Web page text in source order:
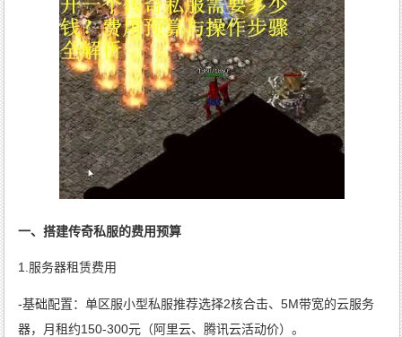
一、搭建传奇私服的费用预算
1.服务器租赁费用
-基础配置：单区服小型私服推荐选择2核合击、5M带宽的云服务
器，月租约150-300元（阿里云、腾讯云活动价）。